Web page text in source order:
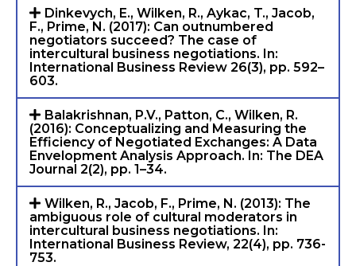
Dinkevych, E., Wilken, R., Aykac, T., Jacob,
F., Prime, N. (2017): Can outnumbered
negotiators succeed? The case of
intercultural business negotiations. In:
International Business Review 26(3), pp. 592–
603.
Balakrishnan, P.V., Patton, C., Wilken, R.
(2016): Conceptualizing and Measuring the
Efficiency of Negotiated Exchanges: A Data
Envelopment Analysis Approach. In: The DEA
Journal 2(2), pp. 1–34.
Wilken, R., Jacob, F., Prime, N. (2013): The
ambiguous role of cultural moderators in
intercultural business negotiations. In:
International Business Review, 22(4), pp. 736-
753.